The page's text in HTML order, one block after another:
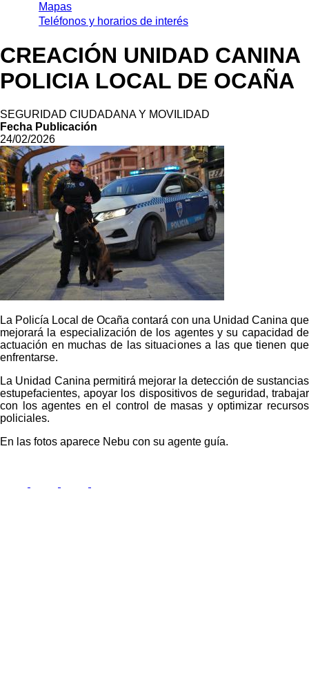
Mapas
Teléfonos y horarios de interés
CREACIÓN UNIDAD CANINA
POLICIA LOCAL DE OCAÑA
SEGURIDAD CIUDADANA Y MOVILIDAD
Fecha Publicación
24/02/2026
La Policía Local de Ocaña contará con una Unidad Canina que
mejorará la especialización de los agentes y su capacidad de
actuación en muchas de las situaciones a las que tienen que
enfrentarse.
La Unidad Canina permitirá mejorar la detección de sustancias
estupefacientes, apoyar los dispositivos de seguridad, trabajar
con los agentes en el control de masas y optimizar recursos
policiales.
En las fotos aparece Nebu con su agente guía.